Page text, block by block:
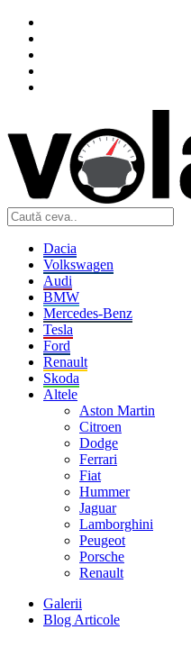
Dacia
Volkswagen
Audi
BMW
Mercedes-Benz
Tesla
Ford
Renault
Skoda
Altele
Aston Martin
Citroen
Dodge
Ferrari
Fiat
Hummer
Jaguar
Lamborghini
Peugeot
Porsche
Renault
Galerii
Blog Articole